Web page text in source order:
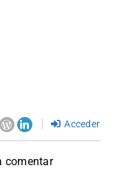
Acceder
comentar